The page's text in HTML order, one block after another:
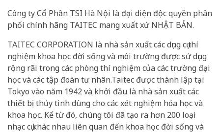
Công ty Cổ Phần TSI Hà Nội là đại diện độc quyền phân
phối chính hãng TAITEC mang xuất xứ NHẬT BẢN.
TAITEC CORPORATION là nhà sản xuất các dụng cụ thí
nghiệm khoa học đời sống và môi trường được sử dụng
rộng rãi trong các phòng thí nghiệm của các trường đại
học và các tập đoàn tư nhân.Taitec được thành lập tại
Tokyo vào năm 1942 và khởi đầu là nhà sản xuất các
thiết bị thủy tinh dùng cho các xét nghiệm hóa học và
khoa học. Kể từ đó, chúng tôi đã tạo ra hơn 200 loại
nhạc cụ khác nhau liên quan đến khoa học đời sống và